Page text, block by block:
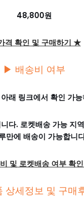
48,800원
격 확인 및 구매하기 ★
▶ 배송비 여부
래 링크에서 확인 가
다. 로켓배송 가능 지
만에 배송이 가능합니
및 로켓배송 여부 확
상세정보 및 구매